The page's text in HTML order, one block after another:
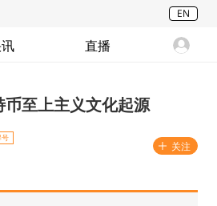
EN
直播
至上主义文化起源
号
关注